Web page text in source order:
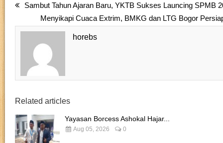
Sambut Tahun Ajaran Baru, YKTB Sukses Launcing SPMB
Menyikapi Cuaca Extrim, BMKG dan LTG Bogor
horebs
Related articles
Yayasan Borcess Ashokal Hajar...
Aug 05, 2026 0